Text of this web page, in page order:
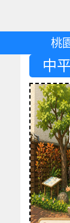
桃
中